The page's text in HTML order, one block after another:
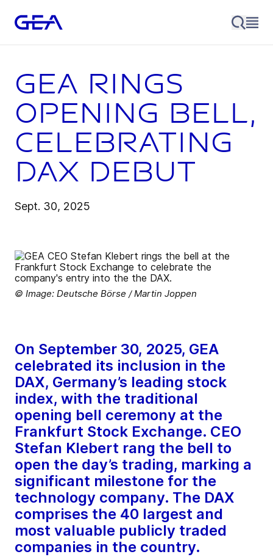
GEA rings
opening bell,
celebrating
DAX debut
Sept. 30, 2025
© Image: Deutsche Börse / Martin Joppen
On September 30, 2025, GEA
celebrated its inclusion in the
DAX, Germany’s leading stock
index, with the traditional
opening bell ceremony at the
Frankfurt Stock Exchange. CEO
Stefan Klebert rang the bell to
open the day’s trading, marking a
significant milestone for the
technology company. The DAX
comprises the 40 largest and
most valuable publicly traded
companies in the country.